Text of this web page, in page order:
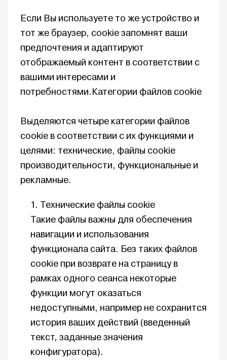
Если Вы используете то же устройство и
тот же браузер, cookie запомнят ваши
предпочтения и адаптируют
отображаемый контент в соответствии с
вашими интересами и
потребностями.Категории файлов cookie
Выделяются четыре категории файлов
cookie в соответствии с их функциями и
целями: технические, файлы cookie
производительности, функциональные и
рекламные.
Технические файлы cookie
Такие файлы важны для обеспечения
навигации и использования
функционала сайта. Без таких файлов
cookie при возврате на страницу в
рамках одного сеанса некоторые
функции могут оказаться
недоступными, например не сохранится
история ваших действий (введенный
текст, заданные значения
конфигуратора).